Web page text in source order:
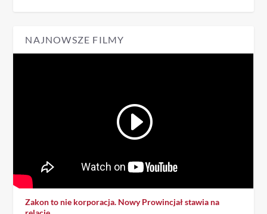
NAJNOWSZE FILMY
Zakon to nie korporacja. Nowy Prowincjał stawia na